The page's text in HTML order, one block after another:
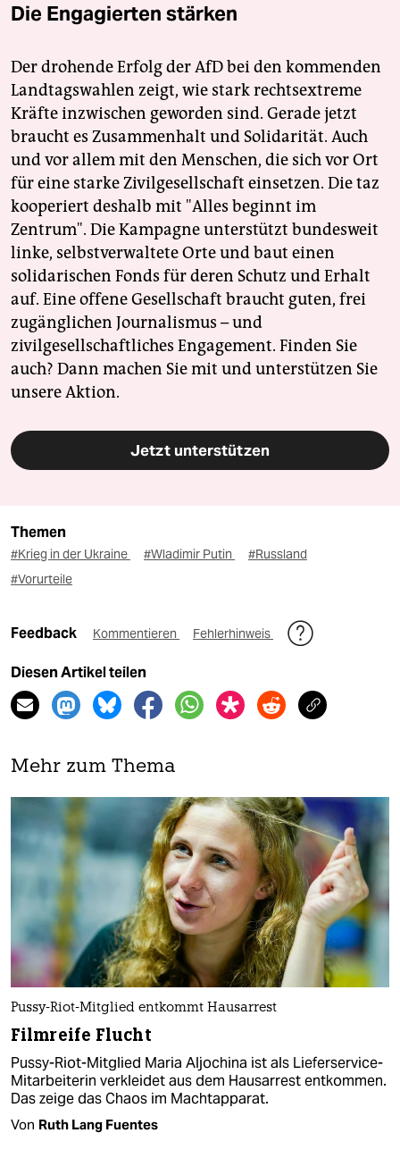
Die Engagierten stärken
Der drohende Erfolg der AfD bei den kommenden
Landtagswahlen zeigt, wie stark rechtsextreme
Kräfte inzwischen geworden sind. Gerade jetzt
braucht es Zusammenhalt und Solidarität. Auch
und vor allem mit den Menschen, die sich vor Ort
für eine starke Zivilgesellschaft einsetzen. Die taz
kooperiert deshalb mit "Alles beginnt im
Zentrum". Die Kampagne unterstützt bundesweit
linke, selbstverwaltete Orte und baut einen
solidarischen Fonds für deren Schutz und Erhalt
auf. Eine offene Gesellschaft braucht guten, frei
zugänglichen Journalismus – und
zivilgesellschaftliches Engagement. Finden Sie
auch? Dann machen Sie mit und unterstützen Sie
unsere Aktion.
Jetzt unterstützen
Themen
#Krieg in der Ukraine #Wladimir Putin
#Russland
#Vorurteile
Feedback Kommentieren Fehlerhinweis
Diesen Artikel teilen
Mehr zum Thema
Pussy-Riot-Mitglied entkommt Hausarrest
Filmreife Flucht
Pussy-Riot-Mitglied Maria Aljochina ist als Lieferservice-
Mitarbeiterin verkleidet aus dem Hausarrest entkommen.
Das zeige das Chaos im Machtapparat.
Von Ruth Lang Fuentes